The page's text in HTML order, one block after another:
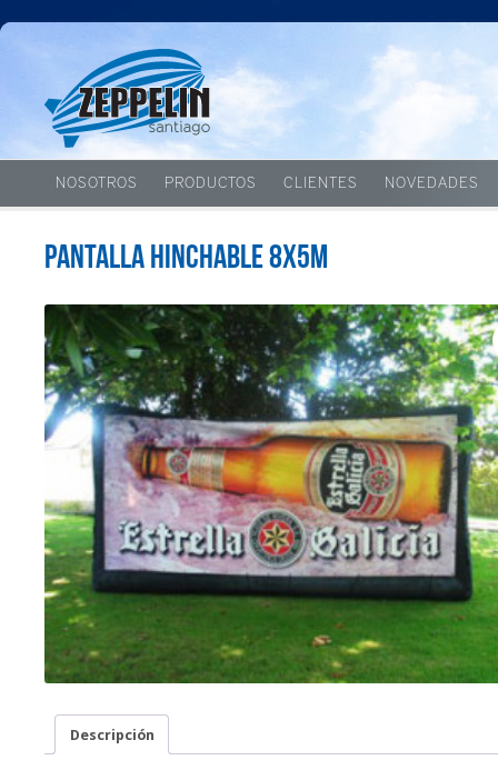
NOSOTROS PRODUCTOS CLIENTES NOVEDADES
Pantalla Hinchable 8x5m
Descripción